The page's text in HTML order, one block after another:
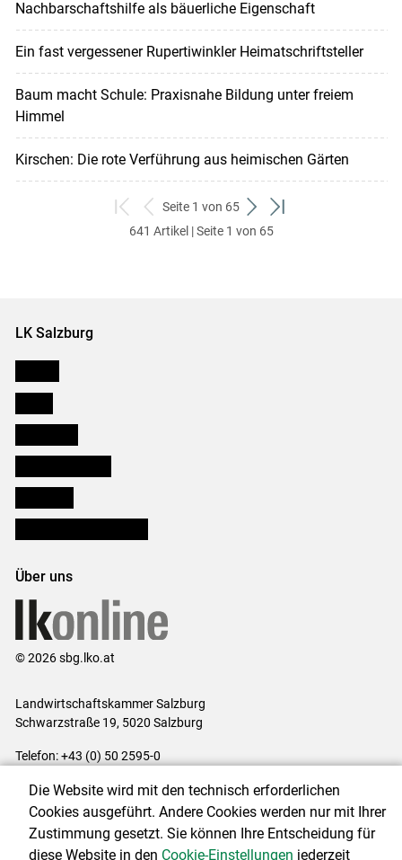
Nachbarschaftshilfe als bäuerliche Eigenschaft
Ein fast vergessener Rupertiwinkler Heimatschriftsteller
Baum macht Schule: Praxisnahe Bildung unter freiem
Himmel
Kirschen: Die rote Verführung aus heimischen Gärten
zum
ersten
zurück
zum
Seite 1 von 65
weiter
zum
zum
641 Artikel | Seite 1 von 65
LK Salzburg
Über uns
© 2026 sbg.lko.at
Landwirtschaftskammer Salzburg
Schwarzstraße 19, 5020 Salzburg
Telefon: +43 (0) 50 2595-0
Impressum|Kontakt|Datenschutzerklärung|Barrierefreiheit|
Cookie-Einstellungen
Die Website wird mit den technisch erforderlichen
Cookies ausgeführt. Andere Cookies werden nur mit Ihrer
Zustimmung gesetzt. Sie können Ihre Entscheidung für
diese Website in den Cookie-Einstellungen jederzeit